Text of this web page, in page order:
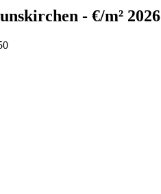
- €/m² 2026